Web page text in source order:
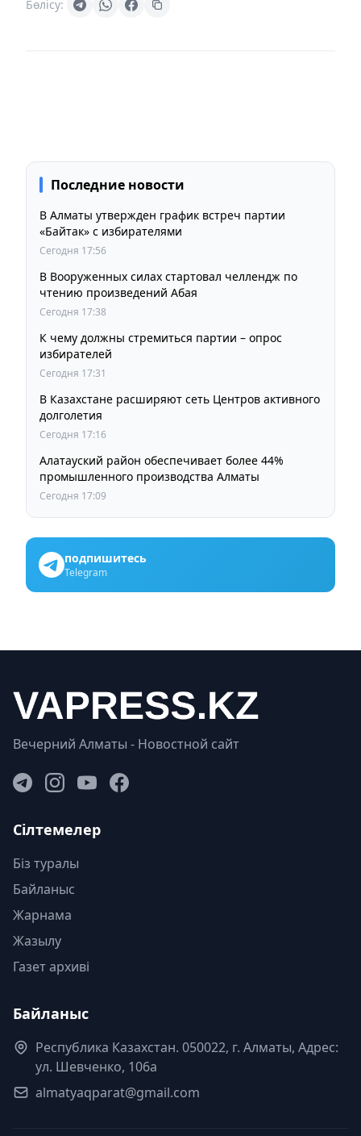
Бөлісу:
Последние новости
В Алматы утвержден график встреч партии
«Байтак» с избирателями
Сегодня 17:56
В Вооруженных силах стартовал челлендж по
чтению произведений Абая
Сегодня 17:38
К чему должны стремиться партии – опрос
избирателей
Сегодня 17:31
В Казахстане расширяют сеть Центров активного
долголетия
Сегодня 17:16
Алатауский район обеспечивает более 44%
промышленного производства Алматы
Сегодня 17:09
подпишитесь
Telegram
Вечерний Алматы - Новостной сайт
Сілтемелер
Біз туралы
Байланыс
Жарнама
Жазылу
Газет архиві
Байланыс
Республика Казахстан. 050022, г. Алматы, Адрес:
ул. Шевченко, 106а
almatyaqparat@gmail.com